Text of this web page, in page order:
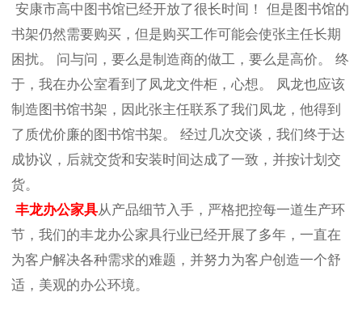
安康市高中图书馆已经开放了很长时间！ 但是图书馆的
书架仍然需要购买，但是购买工作可能会使张主任长期
困扰。 问与问，要么是制造商的做工，要么是高价。 终
于，我在办公室看到了凤龙文件柜，心想。 凤龙也应该
制造图书馆书架，因此张主任联系了我们凤龙，他得到
了质优价廉的图书馆书架。 经过几次交谈，我们终于达
成协议，后就交货和安装时间达成了一致，并按计划交
货。
丰龙办公家具从产品细节入手，严格把控每一道生产环
节，我们的丰龙办公家具行业已经开展了多年，一直在
为客户解决各种需求的难题，并努力为客户创造一个舒
适，美观的办公环境。